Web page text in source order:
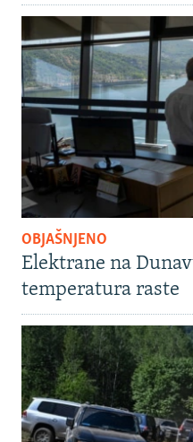
OBJAŠNJENO
Elektrane na
temperatura raste